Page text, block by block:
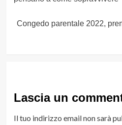
Congedo parentale 2022,
Lascia un
Il tuo indirizzo email non sarà